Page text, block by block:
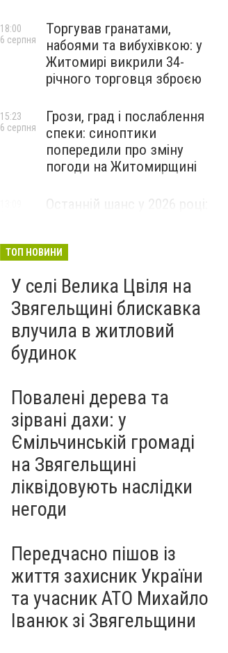
Торгував гранатами,
набоями та вибухівкою: у
Житомирі викрили 34-
річного торговця зброєю
18:00
6 серпня
Грози, град і послаблення
спеки: синоптики
попередили про зміну
погоди на Житомирщині
15:23
6 серпня
Останній шанс у 2026 році:
майбутніх водійок автобусів
ТОП НОВИНИ
У селі Велика Цвіля на
Звягельщині блискавка
влучила в житловий
будинок
Повалені дерева та
зірвані дахи: у
Ємільчинській громаді
на Звягельщині
ліквідовують наслідки
негоди
Передчасно пішов із
життя захисник України
та учасник АТО Михайло
Іванюк зі Звягельщини